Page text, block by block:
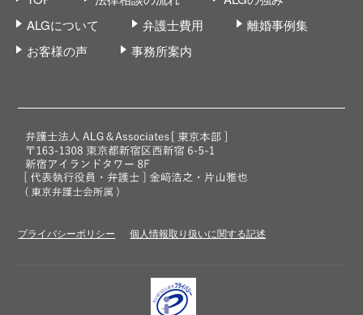
ALGについて
弁護士費用
離婚事例集
お客様の声
事務所案内
プライバシーポリシー 個人情報取り扱いに関する記述